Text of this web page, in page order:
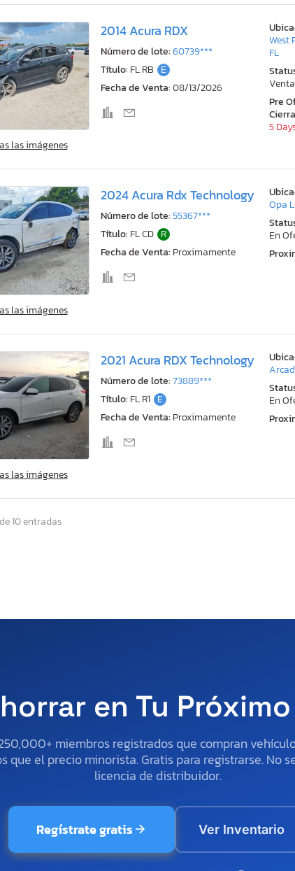
las imágenes
2014 Acura RDX
Número de lote:60739***
Título: FL RB E
Fecha de Venta:08/13/2026
West
FL
Pre
5
las imágenes
2024 Acura Rdx Technology
Número de lote:55367***
Título: FL CD R
Fecha de Venta: Proximamente
Opa
En
las imágenes
2021 Acura RDX Technology
Número de lote:73889***
Título: FL R1 E
Fecha de Venta: Proximamente
En
10 entradas
en Tu
miembros registrados que compran
que el precio minorista. Gratis para registrarse. No
licencia de distribuidor.
Regístrate gratis Ver Inventario